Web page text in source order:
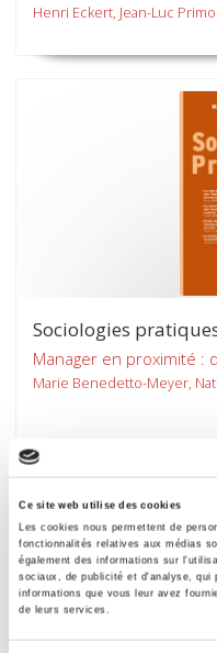
Ce site web utilise des cookies
Les cookies nous permettent de
fonctionnalités relatives aux médias
également des informations sur
sociaux, de publicité et d'analyse, qui
informations que vous leur avez
de leurs services.
Henri Eckert, Jean-Luc
Sociologies
Manager en proximité :
Marie Benedetto-Meyer,